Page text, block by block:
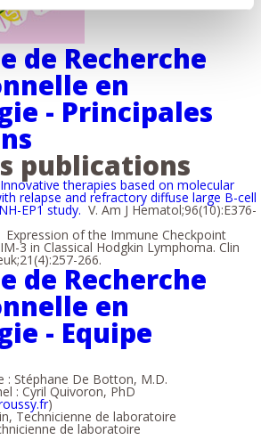
de Recherche
en
- Principales
publications
Innovative therapies based on molecular
relapse and refractory diffuse large B-cell
EP1 study. V. Am J Hematol;96(10):E376-
Expression of the Immune Checkpoint
3 in Classical Hodgkin Lymphoma. Clin
266.
de Recherche
en
- Equipe
: Stéphane De Botton, M.D.
: Cyril Quivoron, PhD
)
Technicienne de laboratoire
de laboratoire